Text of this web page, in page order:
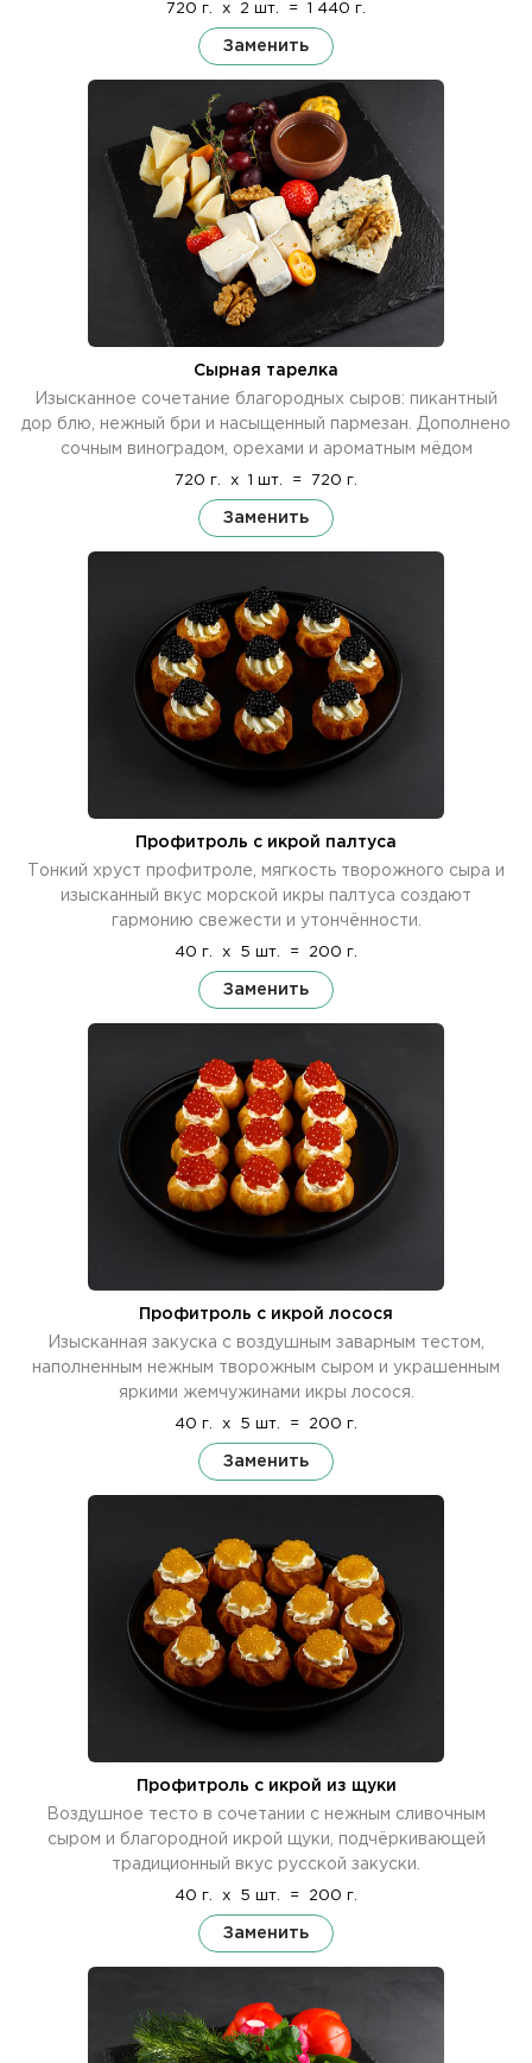
720 г. x 2 шт. = 1 440 г.
Заменить
Сырная тарелка
Изысканное сочетание благородных сыров: пикантный
дор блю, нежный бри и насыщенный пармезан. Дополнено
сочным виноградом, орехами и ароматным мёдом
720 г. x 1 шт. = 720 г.
Заменить
Профитроль с икрой палтуса
Тонкий хруст профитроле, мягкость творожного сыра и
изысканный вкус морской икры палтуса создают
гармонию свежести и утончённости.
40 г. x 5 шт. = 200 г.
Заменить
Профитроль с икрой лосося
Изысканная закуска с воздушным заварным тестом,
наполненным нежным творожным сыром и украшенным
яркими жемчужинами икры лосося.
40 г. x 5 шт. = 200 г.
Заменить
Профитроль с икрой из щуки
Воздушное тесто в сочетании с нежным сливочным
сыром и благородной икрой щуки, подчёркивающей
традиционный вкус русской закуски.
40 г. x 5 шт. = 200 г.
Заменить